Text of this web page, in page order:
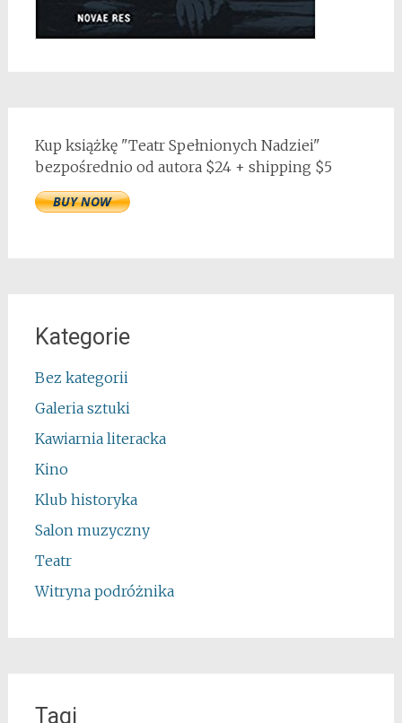
Kup książkę "Teatr Spełnionych Nadziei"
bezpośrednio od autora $24 + shipping $5
Kategorie
Bez kategorii
Galeria sztuki
Kawiarnia literacka
Kino
Klub historyka
Salon muzyczny
Teatr
Witryna podróżnika
Tagi